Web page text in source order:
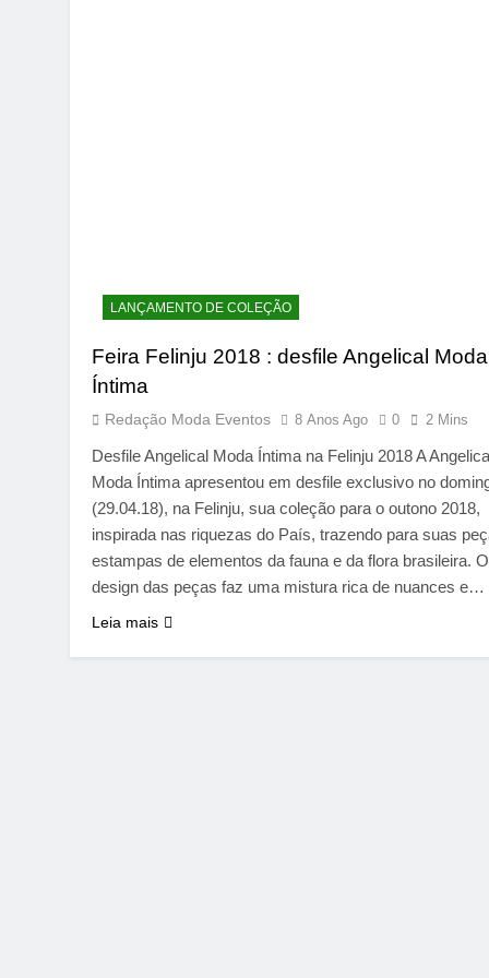
LANÇAMENTO DE COLEÇÃO
Feira Felinju 2018 : desfile Angelical Moda
Íntima
Redação Moda Eventos 8 Anos Ago 0 2 Mins
Desfile Angelical Moda Íntima na Felinju 2018 A
Moda Íntima apresentou em desfile exclusivo no
(29.04.18), na Felinju, sua coleção para o outono 2018,
inspirada nas riquezas do País, trazendo para suas
estampas de elementos da fauna e da flora brasileira. O
design das peças faz uma mistura rica de nuances e…
Leia mais